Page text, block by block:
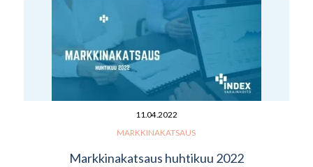
11.04.2022
MARKKINAKATSAUS
Markkinakatsaus huhtikuu 2022